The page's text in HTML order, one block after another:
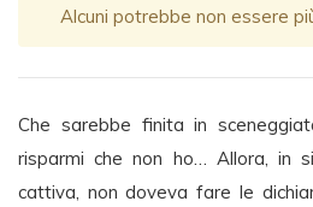
Alcuni potrebbe non essere
Che sarebbe finita in
risparmi che non ho… Allora, in
cattiva, non doveva fare le